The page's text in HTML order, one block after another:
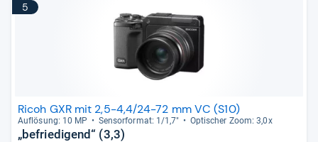
5
Ricoh GXR mit 2,5-4,4/24-72 mm VC (S10)
Auf­lö­sung: 10 MP Sen­sor­for­mat: 1/1,7" Opti­scher Zoom: 3,0x
„befriedigend“ (3,3)